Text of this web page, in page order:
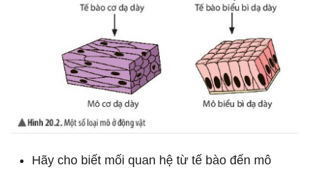
Hãy cho biết mối quan hệ từ tế bào đến mô